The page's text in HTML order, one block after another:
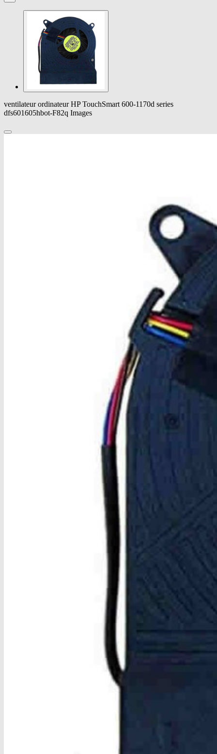
ventilateur ordinateur HP TouchSmart 600-1170d series
dfs601605hbot-F82q Images